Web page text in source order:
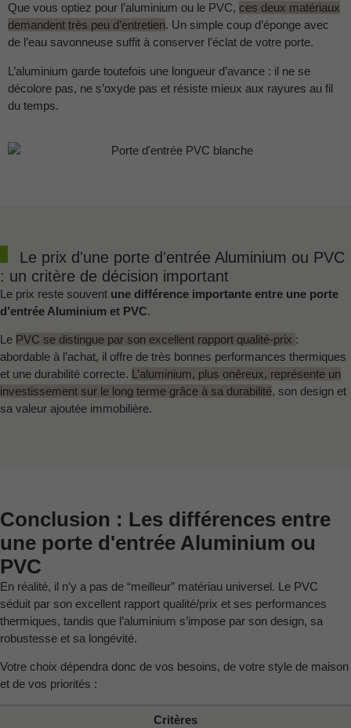
Que vous optiez pour l’aluminium ou le PVC, ces deux matériaux
demandent très peu d’entretien. Un simple coup d’éponge avec
de l’eau savonneuse suffit à conserver l’éclat de votre porte.
L’aluminium garde toutefois une longueur d’avance : il ne se
décolore pas, ne s’oxyde pas et résiste mieux aux rayures au fil
du temps.
Le prix d'une porte d'entrée Aluminium ou PVC
: un critère de décision important
Le prix reste souvent une différence importante entre une porte
d’entrée Aluminium et PVC.
Le PVC se distingue par son excellent rapport qualité-prix :
abordable à l’achat, il offre de très bonnes performances thermiques
et une durabilité correcte. L’aluminium, plus onéreux, représente un
investissement sur le long terme grâce à sa durabilité, son design et
sa valeur ajoutée immobilière.
Conclusion : Les différences entre
une porte d'entrée Aluminium ou
PVC
En réalité, il n’y a pas de “meilleur” matériau universel. Le PVC
séduit par son excellent rapport qualité/prix et ses performances
thermiques, tandis que l’aluminium s’impose par son design, sa
robustesse et sa longévité.
Votre choix dépendra donc de vos besoins, de votre style de maison
et de vos priorités :
Critères